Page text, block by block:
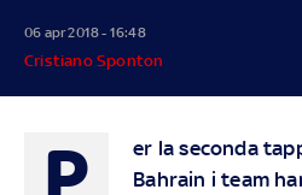
06 apr 2018 - 16:48
Cristiano Sponton
P
er la seconda
Bahrain i team